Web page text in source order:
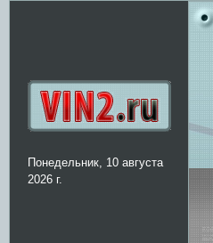
Понедельник, 10 августа
2026 г.